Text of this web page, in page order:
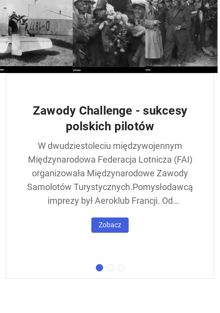
Zawody Challenge - sukcesy
polskich pilotów
W dwudziestoleciu międzywojennym
Międzynarodowa Federacja Lotnicza (FAI)
organizowała Międzynarodowe Zawody
Samolotów Turystycznych.Pomysłodawcą
imprezy był Aeroklub Francji. Od
de Tourisme – zawody nazywane były w
trasie znajdowała się m.in. Warszawa.
Zobacz